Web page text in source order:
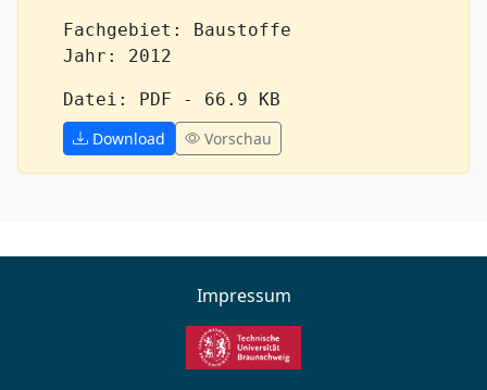
Fachgebiet: Baustoffe
Jahr: 2012
Datei: PDF - 66.9 KB
Download
Vorschau
Impressum